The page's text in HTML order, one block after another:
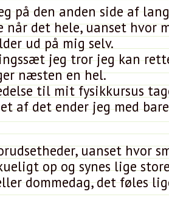
på den anden side af
når det hele, uanset hvor
ud på mig selv.
jeg tror jeg kan
næsten en hel.
til mit fysikkursus
af det ender jeg med
uanset hvor
op og synes lige
dommedag, det føles